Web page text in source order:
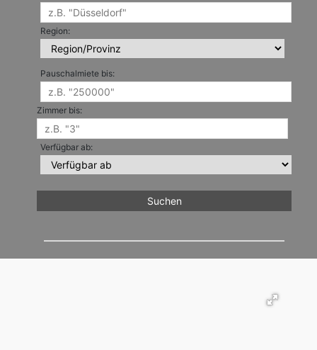
Region:
Pauschalmiete bis:
Zimmer bis:
Verfügbar ab: